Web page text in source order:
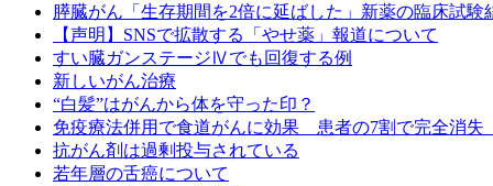
膵臓がん「生存期間を2倍に延ばした」新薬の臨床試験
【声明】SNSで拡散する「やせ薬」報道について
すい臓ガンステージⅣでも回復する例
新しいがん治療
“白髪”はがんから体を守った印？
免疫療法併用で食道がんに効果 患者の7割で完全消
抗がん剤は過剰投与されている
若年層の舌癌について